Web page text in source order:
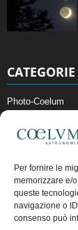
Per fornire le
memorizzare e/
queste
navigazione o
consenso può
Photo-Coelum
News di
Cielo del Mese
Astronomia,
Articoli e